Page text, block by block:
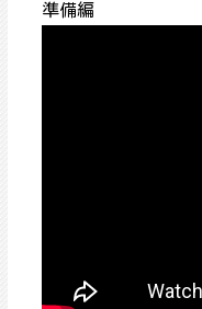
準備編